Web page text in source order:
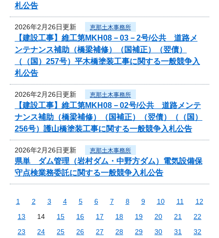
札公告
2026年2月26日更新 恵那土木事務所
【建設工事】維工第MKH08－03－2号/公共 道路メ
ンテナンス補助（橋梁補修）（国補正）（翌債）
（（国）257号）平木橋塗装工事に関する一般競争入
札公告
2026年2月26日更新 恵那土木事務所
【建設工事】維工第MKH08－02号/公共 道路メンテ
ナンス補助（橋梁補修）（国補正）（翌債）（（国）
256号）護山橋塗装工事に関する一般競争入札公告
2026年2月26日更新 恵那土木事務所
県単 ダム管理（岩村ダム・中野方ダム）電気設備保
守点検業務委託に関する一般競争入札公告
1 2 3 4 5 6 7 8 9 10 11
12
13
14 15 16 17 18 19 20 21
22
23
24 25 26 27 28 29 30 31
32